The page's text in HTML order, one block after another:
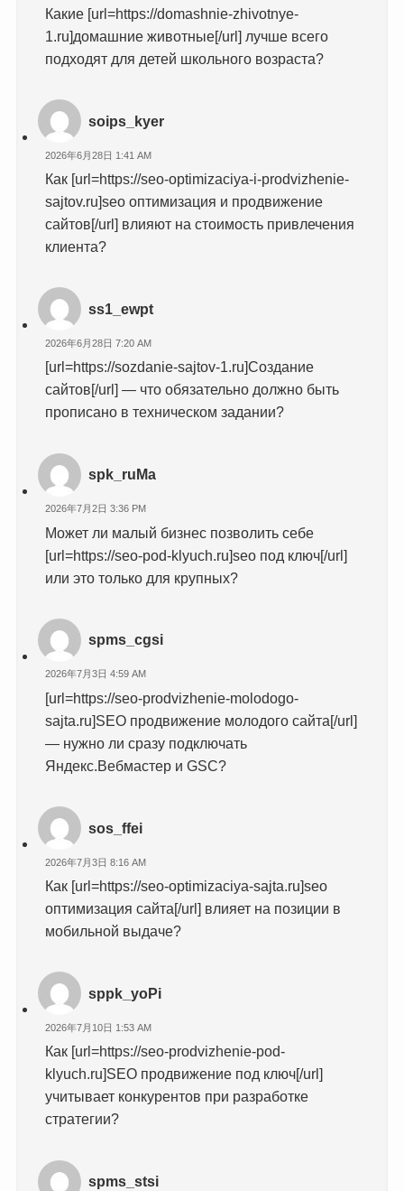
Какие [url=https://domashnie-zhivotnye-
1.ru]домашние животные[/url] лучше всего
подходят для детей школьного возраста?
soips_kyer
2026年6月28日 1:41 AM
Как [url=https://seo-optimizaciya-i-prodvizhenie-
sajtov.ru]seo оптимизация и продвижение
сайтов[/url] влияют на стоимость привлечения
клиента?
ss1_ewpt
2026年6月28日 7:20 AM
[url=https://sozdanie-sajtov-1.ru]Создание
сайтов[/url] — что обязательно должно быть
прописано в техническом задании?
spk_ruMa
2026年7月2日 3:36 PM
Может ли малый бизнес позволить себе
[url=https://seo-pod-klyuch.ru]seo под ключ[/url]
или это только для крупных?
spms_cgsi
2026年7月3日 4:59 AM
[url=https://seo-prodvizhenie-molodogo-
sajta.ru]SEO продвижение молодого сайта[/url]
— нужно ли сразу подключать
Яндекс.Вебмастер и GSC?
sos_ffei
2026年7月3日 8:16 AM
Как [url=https://seo-optimizaciya-sajta.ru]seo
оптимизация сайта[/url] влияет на позиции в
мобильной выдаче?
sppk_yoPi
2026年7月10日 1:53 AM
Как [url=https://seo-prodvizhenie-pod-
klyuch.ru]SEO продвижение под ключ[/url]
учитывает конкурентов при разработке
стратегии?
spms_stsi